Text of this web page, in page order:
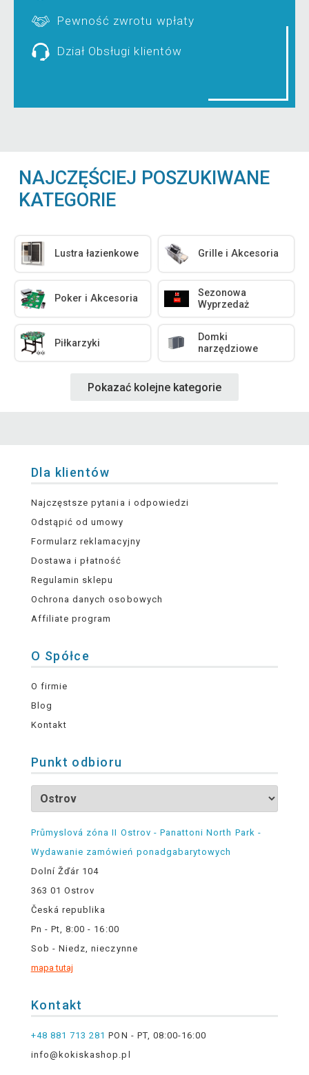
Pewność zwrotu wpłaty
Dział Obsługi klientów
NAJCZĘŚCIEJ POSZUKIWANE
KATEGORIE
Lustra łazienkowe Grille i Akcesoria
Poker i Akcesoria
Sezonowa
Wyprzedaż
Piłkarzyki
Domki
narzędziowe
Pokazać kolejne kategorie
Dla klientów
Najczęstsze pytania i odpowiedzi
Odstąpić od umowy
Formularz reklamacyjny
Dostawa i płatność
Regulamin sklepu
Ochrona danych osobowych
Affiliate program
O Spółce
O firmie
Blog
Kontakt
Punkt odbioru
Průmyslová zóna II Ostrov - Panattoni North Park -
Wydawanie zamówień ponadgabarytowych
Dolní Žďár 104
363 01 Ostrov
Česká republika
Pn - Pt, 8:00 - 16:00
Sob - Niedz, nieczynne
mapa tutaj
Kontakt
+48 881 713 281 PON - PT, 08:00-16:00
info@kokiskashop.pl